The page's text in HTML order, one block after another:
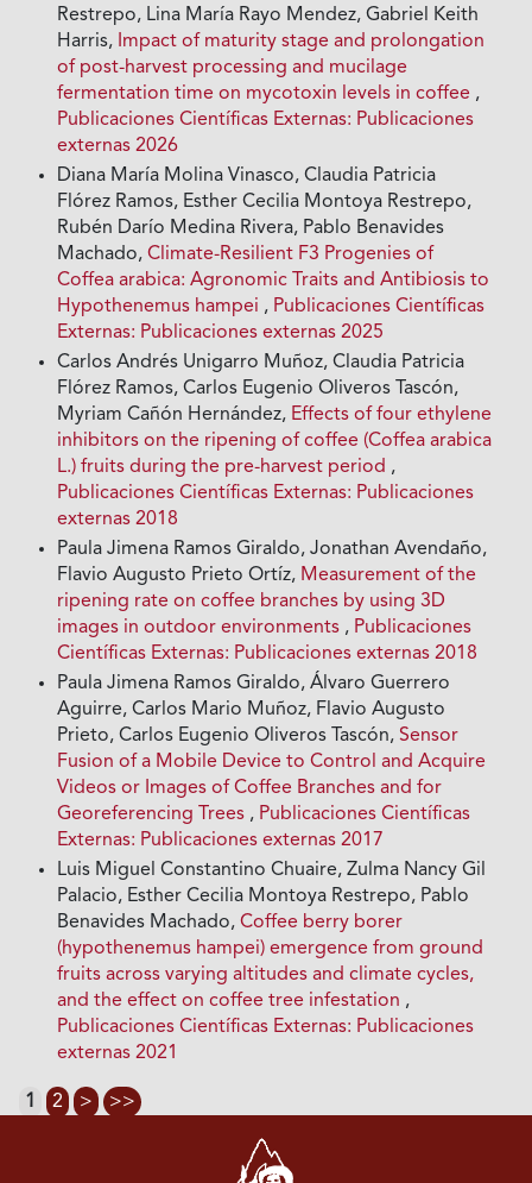
Restrepo, Lina María Rayo Mendez, Gabriel Keith
Harris, Impact of maturity stage and prolongation
of post-harvest processing and mucilage
fermentation time on mycotoxin levels in coffee ,
Publicaciones Científicas Externas: Publicaciones
externas 2026
Diana María Molina Vinasco, Claudia Patricia
Flórez Ramos, Esther Cecilia Montoya Restrepo,
Rubén Darío Medina Rivera, Pablo Benavides
Machado,Climate-Resilient F3 Progenies of
Coffea arabica: Agronomic Traits and Antibiosis to
Hypothenemus hampei , Publicaciones Científicas
Externas: Publicaciones externas 2025
Carlos Andrés Unigarro Muñoz, Claudia Patricia
Flórez Ramos, Carlos Eugenio Oliveros Tascón,
Myriam Cañón Hernández, Effects of four ethylene
inhibitors on the ripening of coffee (Coffea arabica
L.) fruits during the pre-harvest period ,
Publicaciones Científicas Externas: Publicaciones
externas 2018
Paula Jimena Ramos Giraldo, Jonathan Avendaño,
Flavio Augusto Prieto Ortíz, Measurement of the
ripening rate on coffee branches by using 3D
images in outdoor environments , Publicaciones
Científicas Externas: Publicaciones externas 2018
Paula Jimena Ramos Giraldo, Álvaro Guerrero
Aguirre, Carlos Mario Muñoz, Flavio Augusto
Prieto, Carlos Eugenio Oliveros Tascón,Sensor
Fusion of a Mobile Device to Control and Acquire
Videos or Images of Coffee Branches and for
Georeferencing Trees , Publicaciones Científicas
Externas: Publicaciones externas 2017
Luis Miguel Constantino Chuaire, Zulma Nancy Gil
Palacio, Esther Cecilia Montoya Restrepo, Pablo
Benavides Machado,Coffee berry borer
(hypothenemus hampei) emergence from ground
fruits across varying altitudes and climate cycles,
and the effect on coffee tree infestation ,
Publicaciones Científicas Externas: Publicaciones
externas 2021
1 2 > >>